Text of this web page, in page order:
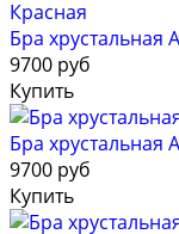
Бра
9700 руб
Купить
Бра
9700 руб
Купить